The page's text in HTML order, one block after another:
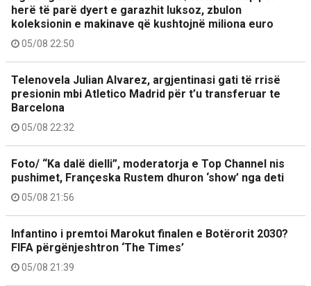
herë të parë dyert e garazhit luksoz, zbulon
koleksionin e makinave që kushtojnë miliona euro
05/08 22:50
Telenovela Julian Alvarez, argjentinasi gati të rrisë
presionin mbi Atletico Madrid për t’u transferuar te
Barcelona
05/08 22:32
Foto/ “Ka dalë dielli”, moderatorja e Top Channel nis
pushimet, Françeska Rustem dhuron ‘show’ nga deti
05/08 21:56
Infantino i premtoi Marokut finalen e Botërorit 2030?
FIFA përgënjeshtron ‘The Times’
05/08 21:39